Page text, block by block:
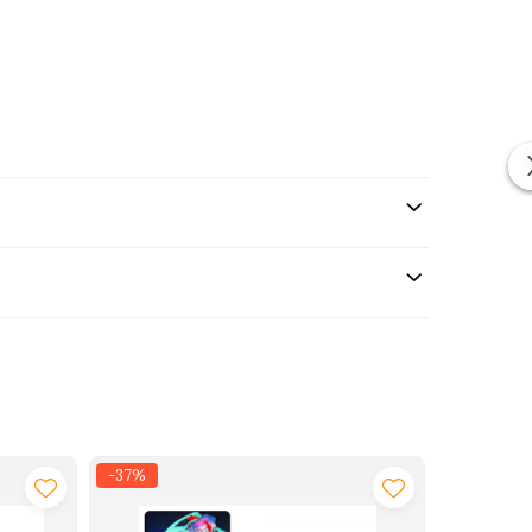
senzatia de control total, iar parintii
RC. Constructia puternica, rotile de cauciuc si
-37%